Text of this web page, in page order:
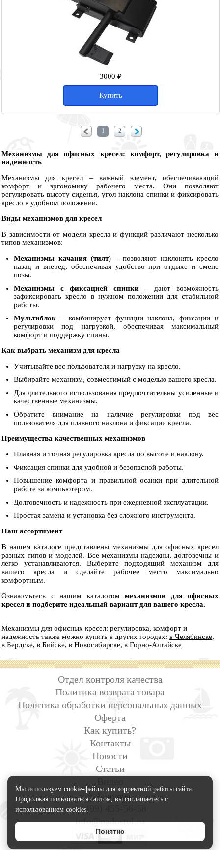
3000 ₽
Купить
1 2
Механизмы для офисных кресел: комфорт, регулировка и
надежность
Механизмы для кресел – важный элемент, обеспечивающий
комфорт и эргономику рабочего места. Они позволяют
регулировать высоту сиденья, угол наклона спинки и фиксировать
кресло в удобном положении.
Виды механизмов для кресел
В зависимости от модели кресла и функций различают несколько
типов механизмов:
Механизмы качания (тилт) – позволяют наклонять кресло
назад и вперед, обеспечивая удобство при отдыхе и смене
позы.
Механизмы с фиксацией спинки– дают возможность
зафиксировать кресло в нужном положении для стабильной
работы.
Мультиблок – комбинирует функции наклона, фиксации и
регулировки под нагрузкой, обеспечивая максимальный
комфорт и поддержку спины.
Как выбрать механизм для кресла
Учитывайте вес пользователя и нагрузку на кресло.
Выбирайте механизм, совместимый с моделью вашего кресла.
Для длительного использования предпочтительны усиленные и
качественные механизмы.
Обратите внимание на наличие регулировки под вес
пользователя для плавного наклона и фиксации кресла.
Преимущества качественных механизмов
Плавная и точная регулировка кресла по высоте и наклону.
Фиксация спинки для удобной и безопасной работы.
Повышение комфорта и правильной осанки при длительной
работе за компьютером.
Долговечность и надежность при ежедневной эксплуатации.
Простая замена и установка без сложного инструмента.
Наш ассортимент
В нашем каталоге представлены механизмы для офисных кресел
разных типов и моделей. Все механизмы надежны, долговечны и
легко устанавливаются. Выберите подходящий механизм для
вашего кресла и сделайте рабочее место максимально
комфортным.
Ознакомьтесь с нашим каталогом механизмов для офисных
кресел и подберите идеальный вариант для вашего кресла.
Механизмы для офисных кресел: регулировка, комфорт и
надежность также можно купить в других городах: в Челябинске,
в Бердске, в Бийске, в Новосибирске, в Горно-Алтайске
Отдел контроля качества
Политика возврата товара
Политика обработки персональных данных
Оферта
Как купить?
Контакты
Новости
Статьи
г. Барнаул
8 (499) 455-56-58
info@nadostul.ru
Мы используем cookie-файлы для корректной работы сайта.
Продолжая пользоваться сайтом, вы соглашаетесь с
использованием cookies.
Понятно